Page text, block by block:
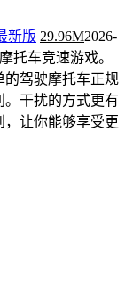
新版 29.96M2026-
托车竞速游戏。
的驾驶摩托车正规
干扰的方式更有
让你能够享受更